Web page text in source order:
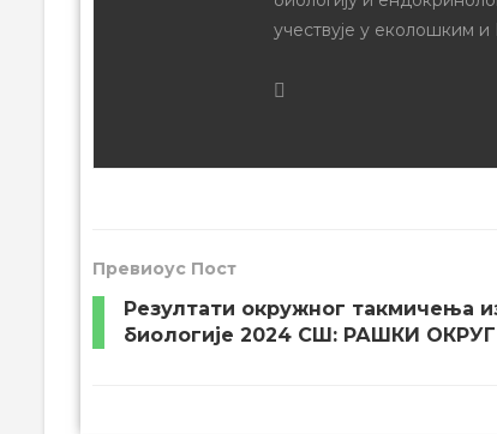
учествује у еколошким и
Превиоус Пост
Резултати окружног такмичења
биологије 2024 СШ: РАШКИ ОКРУГ